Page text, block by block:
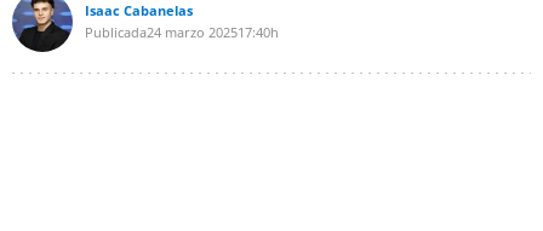
Isaac Cabanelas
Publicada24 marzo 202517:40h